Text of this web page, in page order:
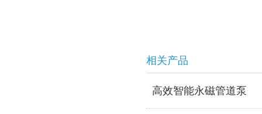
相关产品
高效智能永磁管道泵